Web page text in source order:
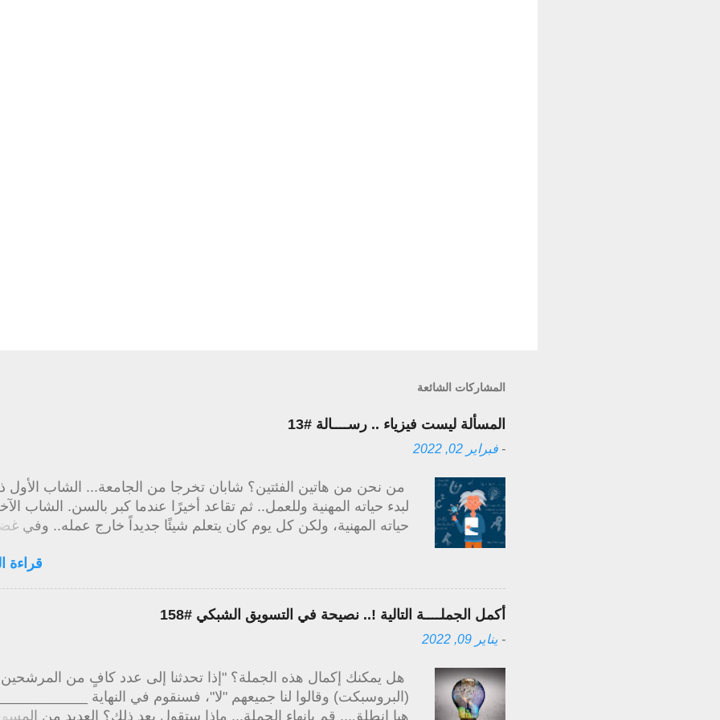
المشاركات الشائعة
المسألة ليست فيزياء .. رســــالة #13
- فبراير 02, 2022
من نحن من هاتين الفئتين؟ شابان تخرجا من الجامعة... الشاب
لبدء حياته المهنية وللعمل.. ثم تقاعد أخيرًا عندما كبر بالسن. الشاب
حياته المهنية، ولكن كل يوم كان يتعلم شيئًا جديداً خارج عمله.. وفي
الجانبي بجانب حياته المهنية مما جعله يكسب المزيد من المال ولديه
الشيء الجديد الذي سأتعلمه اليوم؟" اجعل حياتك ممتعة للعيش
قراءة
أكمل الجملــــة التالية !.. نصيحة في التسويق الشبكي #158
- يناير 09, 2022
هل يمكنك إكمال هذه الجملة؟ "إذا تحدثنا إلى عدد كافٍ من المرشحين
(البروسبكت) وقالوا لنا جميعهم "لا"، فسنقوم في النهاية
هيا إنطلق... قم بإنهاء الجملة... ماذا ستقول بعد ذلك؟ العديد من